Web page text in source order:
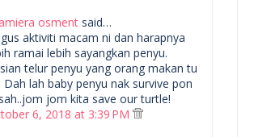
osment said…
aktiviti macam ni dan harapnya
ramai lebih sayangkan penyu.
telur penyu yang orang makan tu
Dah lah baby penyu nak survive pon
jom kita save our turtle!
6, 2018 at 3:39 PM